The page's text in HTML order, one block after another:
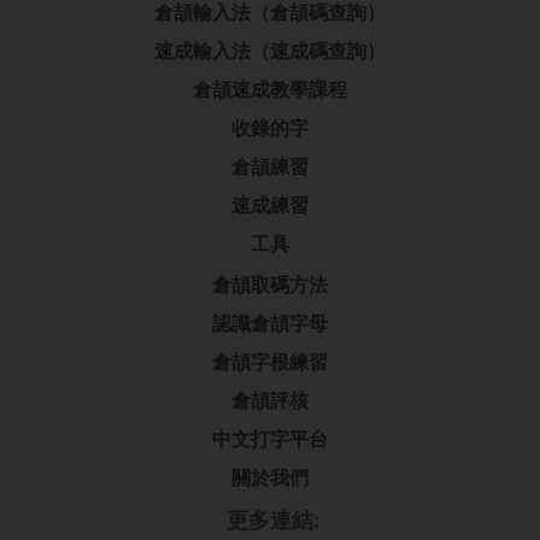
倉頡輸入法（倉頡碼查詢）
速成輸入法（速成碼查詢）
倉頡速成教學課程
收錄的字
倉頡練習
速成練習
工具
倉頡取碼方法
認識倉頡字母
倉頡字根練習
倉頡評核
中文打字平台
關於我們
更多連結: